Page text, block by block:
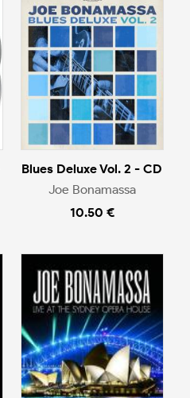
Blues Deluxe Vol. 2 - CD
Joe Bonamassa
10.50 €